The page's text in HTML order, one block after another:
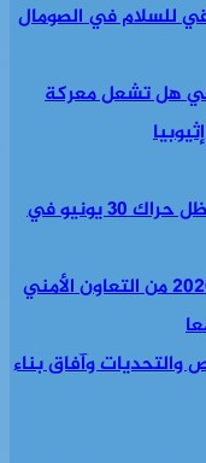
للسلام في الصومال
هل تشعل معركة
النزوح الأفريقي العابر للحدود في ظل حراك 30 يونيو في
مؤتمر رؤساء أركان الدفاع الأفارقة 2026 من التعاون الأمني
والتحديات وآفاق بناء